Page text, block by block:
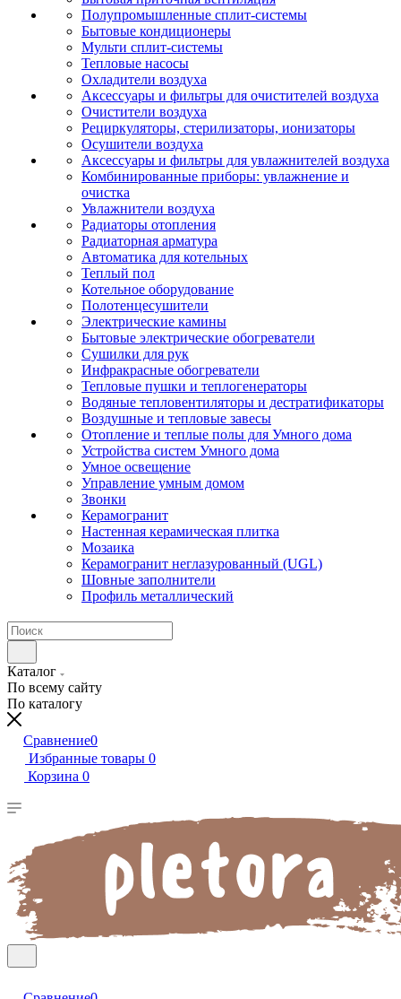
Полупромышленные сплит-системы
Бытовые кондиционеры
Мульти сплит-системы
Тепловые насосы
Охладители воздуха
Аксессуары и фильтры для очистителей воздуха
Очистители воздуха
Рециркуляторы, стерилизаторы, ионизаторы
Осушители воздуха
Аксессуары и фильтры для увлажнителей воздуха
Комбинированные приборы: увлажнение и
очистка
Увлажнители воздуха
Радиаторы отопления
Радиаторная арматура
Автоматика для котельных
Теплый пол
Котельное оборудование
Полотенцесушители
Электрические камины
Бытовые электрические обогреватели
Сушилки для рук
Инфракрасные обогреватели
Тепловые пушки и теплогенераторы
Водяные тепловентиляторы и дестратификаторы
Воздушные и тепловые завесы
Отопление и теплые полы для Умного дома
Устройства систем Умного дома
Умное освещение
Управление умным домом
Звонки
Керамогранит
Настенная керамическая плитка
Мозаика
Керамогранит неглазурованный (UGL)
Шовные заполнители
Профиль металлический
Каталог
По всему сайту
По каталогу
Сравнение0
Избранные товары 0
Корзина 0